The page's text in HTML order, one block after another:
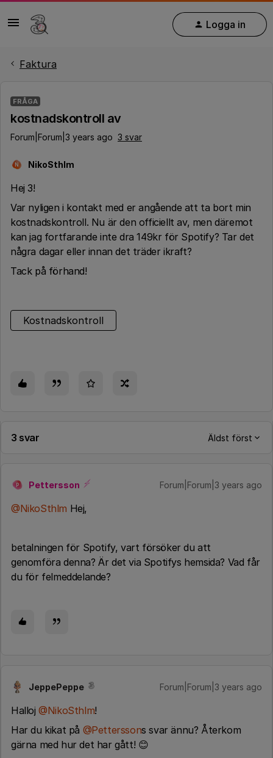
Logga in
Faktura
FRÅGA
kostnadskontroll av
Forum|Forum|3 years ago 3 svar
N NikoSthlm
Hej 3!
Var nyligen i kontakt med er angående att ta bort min
kostnadskontroll. Nu är den officiellt av, men däremot
kan jag fortfarande inte dra 149kr för Spotify? Tar det
några dagar eller innan det träder ikraft?
Tack på förhand!
Kostnadskontroll
3 svar Äldst först
P Pettersson Forum|Forum|3 years ago
@NikoSthlm Hej,
betalningen för Spotify, vart försöker du att
genomföra denna? Är det via Spotifys hemsida? Vad får
du för felmeddelande?
JeppePeppe Forum|Forum|3 years ago
Halloj@NikoSthlm!
Har du kikat på @Petterssons svar ännu? Återkom
gärna med hur det har gått! 😊